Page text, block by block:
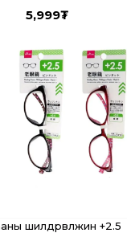
5,999₮
шилдөрвөлжин +2.5